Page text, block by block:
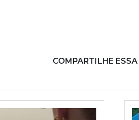
COMPARTILHE